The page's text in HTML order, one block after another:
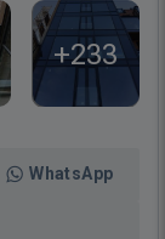
+233
WhatsApp